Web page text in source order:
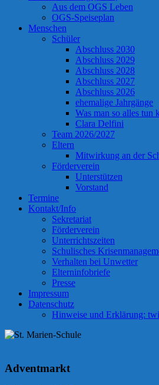
Aus dem OGS Leben
OGS-Speiseplan
Menschen
Schüler
Abschluss 2030
Abschluss 2029
Abschluss 2028
Abschluss 2027
Abschluss 2026
ehemalige Jahrgänge
Was man so alles tun
Clara Delfini
Team 2026/2027
Eltern
Mitwirkung an der
Förderverein
Unterstützen
Vorstand
Termine
Kontakt/Info
Sekretariat
Förderverein
Unterrichtszeiten
Schulisches
Verhalten bei Unwetter
Elterninfobriefe
Presse
Impressum
Datenschutz
Hinweise und Erklärung:
Adventmarkt